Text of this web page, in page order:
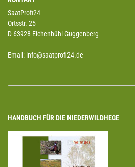
SaatProfi24
Ortsstr. 25
D-63928 Eichenbühl-Guggenberg
Email: info@saatprofi24.de
HANDBUCH FÜR DIE NIEDERWILDHEGE